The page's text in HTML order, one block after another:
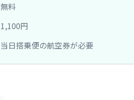
無料
1,100円
当日搭乗便の航空券が必要